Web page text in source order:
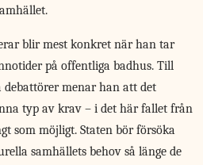
blir mest konkret när han tar
på offentliga badhus. Till
menar han att det
typ av krav – i det här fallet från
som möjligt. Staten bör försöka
samhällets behov så länge de